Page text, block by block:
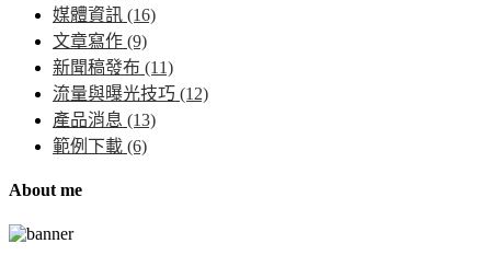
媒體資訊 (16)
文章寫作 (9)
新聞稿發布 (11)
流量與曝光技巧 (12)
產品消息 (13)
範例下載 (6)
About me